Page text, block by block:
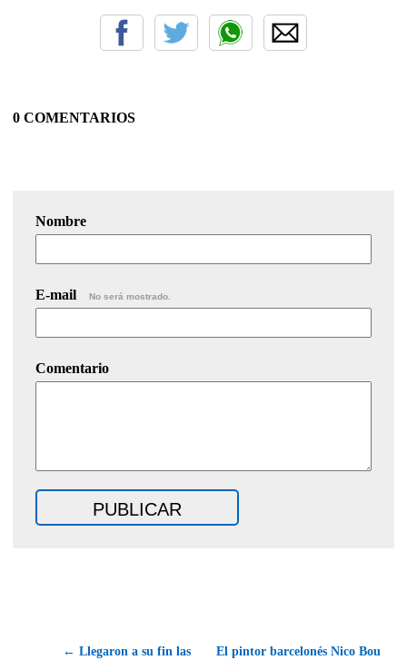
0 COMENTARIOS
Nombre
E-mail No será mostrado.
Comentario
← Llegaron a su fin las
El pintor barcelonés Nico Bou